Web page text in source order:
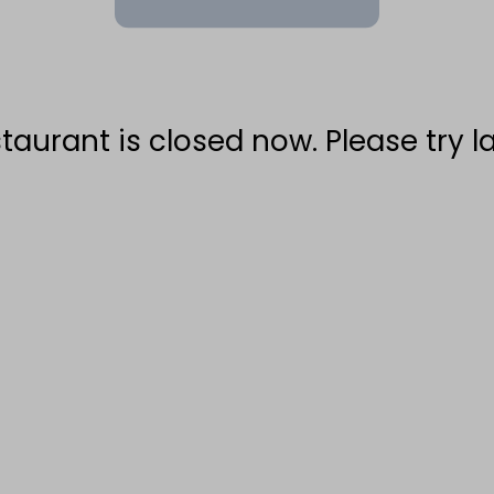
is closed now. Please try